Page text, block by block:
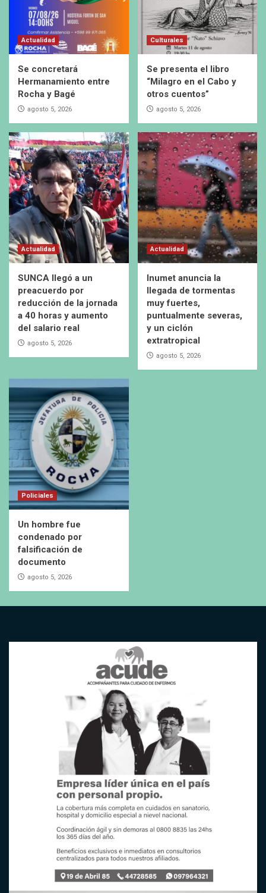
Actualidad
Se concretará
Hermanamiento entre
Rocha y Bagé
agosto 5, 2026
Culturales
Se presenta el libro
“Milagro en el Cabo y
otros cuentos”
agosto 5, 2026
Actualidad
SUNCA llegó a un
preacuerdo por
reducción de la jornada
a 40 horas y aumento
del salario real
agosto 5, 2026
Actualidad
Inumet anuncia la
llegada de tormentas
muy fuertes,
puntualmente severas,
y un ciclón
extratropical
agosto 5, 2026
Policiales
Un hombre fue
condenado por
falsificación de
documento
agosto 5, 2026